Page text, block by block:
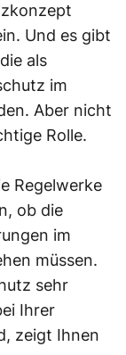
Und es gibt
als
im
Aber nicht
Rolle.
Regelwerke
ob die
im
müssen.
sehr
Ihrer
zeigt Ihnen